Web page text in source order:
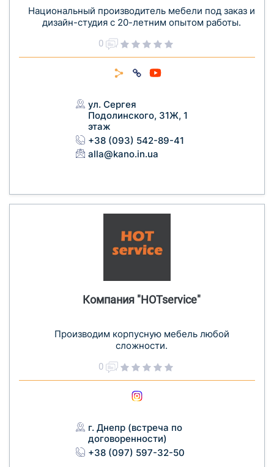
Национальный производитель мебели под заказ и
дизайн-студия с 20-летним опытом работы.
0
ул. Сергея
Подолинского, 31Ж, 1
этаж
+38 (093) 542-89-41
alla@kano.in.ua
Компания "HOTservice"
Производим корпусную мебель любой
сложности.
0
г. Днепр (встреча по
договоренности)
+38 (097) 597-32-50